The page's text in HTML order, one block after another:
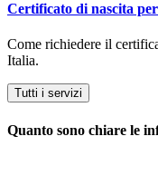
Certificato di nascita
Come richiedere il
Italia.
Tutti i servizi
Quanto sono chiare le